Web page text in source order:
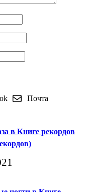
Почта
в Книге рекордов